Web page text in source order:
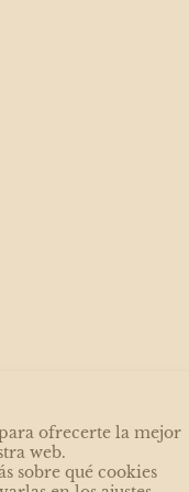
la
ofrecerte la mejor
web.
sobre qué cookies